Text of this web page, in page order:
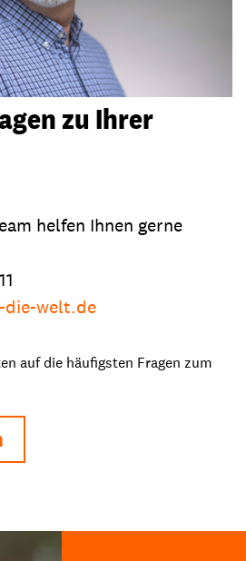
zu Ihrer
helfen Ihnen gerne
die-welt.de
auf die häufigsten Fragen zum